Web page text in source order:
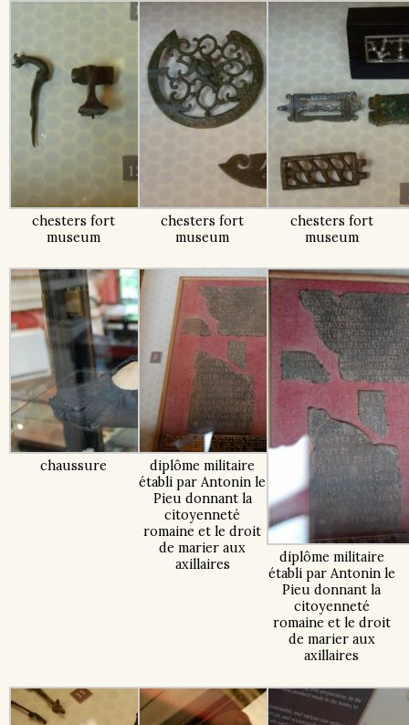
chesters fort
museum
chesters fort
museum
chesters fort
museum
chaussure
diplôme militaire
établi par Antonin le
Pieu donnant la
citoyenneté
romaine et le droit
de marier aux
axillaires
diplôme militaire
établi par Antonin le
Pieu donnant la
citoyenneté
romaine et le droit
de marier aux
axillaires